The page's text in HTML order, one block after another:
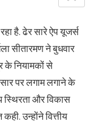
है. ढेर सारे ऐप यूजर्स
सीतारमण ने बुधवार
के नियामकों से
पर लगाम लगाने के
स्थिरता और विकास
उन्होंने वित्तीय